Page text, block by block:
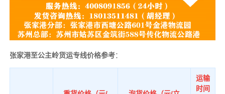
张家港至公主岭货运专线价格参考：
运输
时间